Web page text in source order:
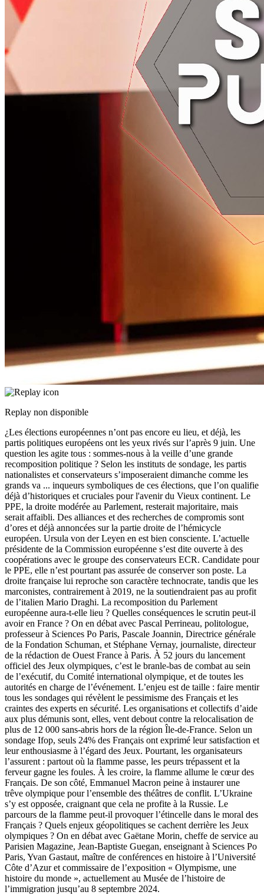
Replay non disponible
¿Les élections européennes n’ont pas encore eu lieu, et déjà, les
partis politiques européens ont les yeux rivés sur l’après 9 juin. Une
question les agite tous : sommes-nous à la veille d’une grande
recomposition politique ? Selon les instituts de sondage, les partis
nationalistes et conservateurs s’imposeraient dimanche comme les
grands va ... inqueurs symboliques de ces élections, que l’on qualifie
déjà d’historiques et cruciales pour l'avenir du Vieux continent. Le
PPE, la droite modérée au Parlement, resterait majoritaire, mais
serait affaibli. Des alliances et des recherches de compromis sont
d’ores et déjà annoncées sur la partie droite de l’hémicycle
européen. Ursula von der Leyen en est bien consciente. L’actuelle
présidente de la Commission européenne s’est dite ouverte à des
coopérations avec le groupe des conservateurs ECR. Candidate pour
le PPE, elle n’est pourtant pas assurée de conserver son poste. La
droite française lui reproche son caractère technocrate, tandis que les
marconistes, contrairement à 2019, ne la soutiendraient pas au profit
de l’italien Mario Draghi. La recomposition du Parlement
européenne aura-t-elle lieu ? Quelles conséquences le scrutin peut-il
avoir en France ? On en débat avec Pascal Perrineau, politologue,
professeur à Sciences Po Paris, Pascale Joannin, Directrice générale
de la Fondation Schuman, et Stéphane Vernay, journaliste, directeur
de la rédaction de Ouest France à Paris. À 52 jours du lancement
officiel des Jeux olympiques, c’est le branle-bas de combat au sein
de l’exécutif, du Comité international olympique, et de toutes les
autorités en charge de l’événement. L’enjeu est de taille : faire mentir
tous les sondages qui révèlent le pessimisme des Français et les
craintes des experts en sécurité. Les organisations et collectifs d’aide
aux plus démunis sont, elles, vent debout contre la relocalisation de
plus de 12 000 sans-abris hors de la région Île-de-France. Selon un
sondage Ifop, seuls 24% des Français ont exprimé leur satisfaction et
leur enthousiasme à l’égard des Jeux. Pourtant, les organisateurs
l’assurent : partout où la flamme passe, les peurs trépassent et la
ferveur gagne les foules. À les croire, la flamme allume le cœur des
Français. De son côté, Emmanuel Macron peine à instaurer une
trêve olympique pour l’ensemble des théâtres de conflit. L’Ukraine
s’y est opposée, craignant que cela ne profite à la Russie. Le
parcours de la flamme peut-il provoquer l’étincelle dans le moral des
Français ? Quels enjeux géopolitiques se cachent derrière les Jeux
olympiques ? On en débat avec Gaëtane Morin, cheffe de service au
Parisien Magazine, Jean-Baptiste Guegan, enseignant à Sciences Po
Paris, Yvan Gastaut, maître de conférences en histoire à l’Université
Côte d’Azur et commissaire de l’exposition « Olympisme, une
histoire du monde », actuellement au Musée de l’histoire de
l’immigration jusqu’au 8 septembre 2024.